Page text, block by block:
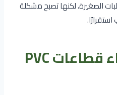
الصغيرة، لكنها تصبح مشكلة
متى يتحول شراء قطاعات PVC